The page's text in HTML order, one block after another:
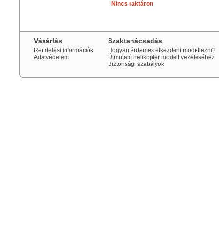
Nincs raktáron
Vásárlás
Rendelési információk
Adatvédelem
Szaktanácsadás
Hogyan érdemes elkezdeni modellezni?
Útmutató helikopter modell vezetéséhez
Biztonsági szabályok